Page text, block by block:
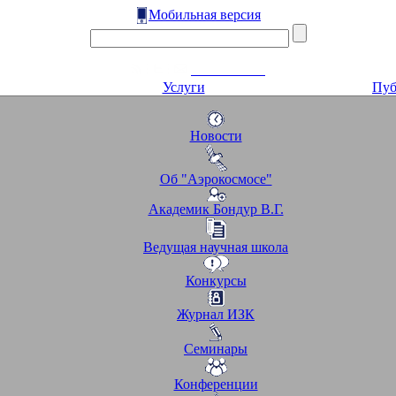
Мобильная версия
Услуги
Новости
Об "Аэрокосмосе"
Академик Бондур В.Г.
Ведущая научная школа
Конкурсы
Журнал ИЗК
Семинары
Конференции